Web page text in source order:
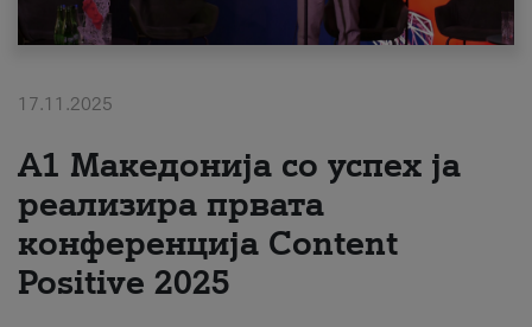
Надополни кредит
#ПодобарОнлајн
17.11.2025
А1 Македонија со успех ја
реализира првата
конференција Content
Positive 2025